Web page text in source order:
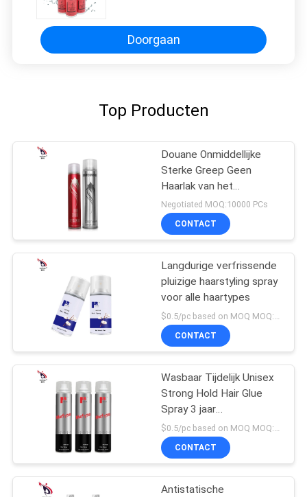
Doorgaan
Top Producten
Douane Onmiddellijke
Sterke Greep Geen
Haarlak van het
Geuraërosol voor
Mensen en Wijfje
Negotiated MOQ:10000 PCs
CONTACT
Langdurige verfrissende
pluizige haarstyling spray
voor alle haartypes
$0.5/pc based on MOQ MOQ:10000pcs
CONTACT
Wasbaar Tijdelijk Unisex
Strong Hold Hair Glue
Spray 3 jaar
houdbaarheid
CONTACT
Antistatische